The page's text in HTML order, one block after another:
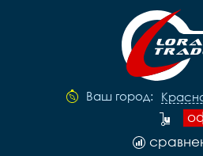
Ваш город: